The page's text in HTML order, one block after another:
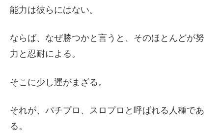
能力は彼らにはない。
ならば、なぜ勝つかと言うと、そのほとんどが努
力と忍耐による。
そこに少し運がまざる。
それが、パチプロ、スロプロと呼ばれる人種であ
る。